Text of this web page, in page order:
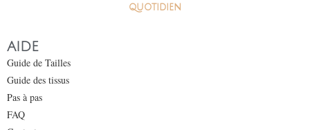
quotidien
AIDE
Guide de Tailles
Guide des tissus
Pas à pas
FAQ